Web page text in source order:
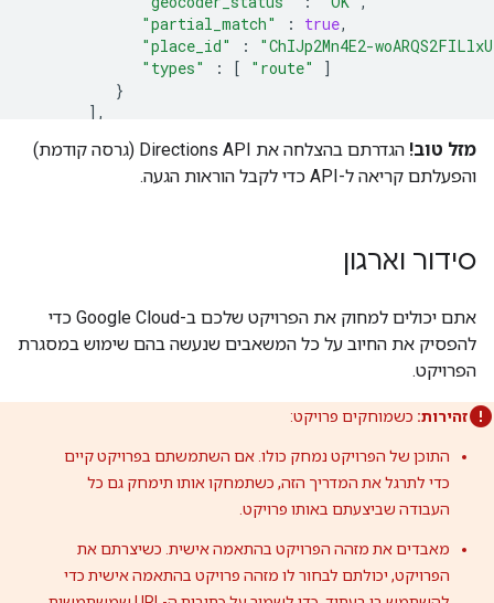
"partial_match"
: true,
"place_id"
:
"ChIJp2Mn4E2-
"types"
: [ "route"
]
}
] ,
{
"bounds" : {
"lat" : 33.8068768,
118.3527671
}
"copyrights" : "Map data ©2016 Google",
"distance" : {
"text" : "35.9 mi",
"value" : 57824
"duration" : {
"text" : "51 mins",
"value"
: 3062
מזל טוב!
הגדרתם בהצלחה את Directions API (גרסה קודמת)
והפעלתם קריאה ל-API כדי לקבל הוראות הגעה.
סידור וארגון
אתם יכולים למחוק את הפרויקט שלכם ב-Google Cloud כדי
להפסיק את החיוב על כל המשאבים שנעשה בהם שימוש במסגרת
הפרויקט.
זהירות: כשמוחקים פרויקט:
התוכן של הפרויקט נמחק כולו. אם השתמשתם בפרויקט קיים
כדי לתרגל את המדריך הזה, כשתמחקו אותו תימחק גם כל
העבודה שביצעתם באותו פרויקט.
מאבדים את מזהה הפרויקט בהתאמה אישית. כשיצרתם את
הפרויקט, יכולתם לבחור לו מזהה פרויקט בהתאמה אישית כדי